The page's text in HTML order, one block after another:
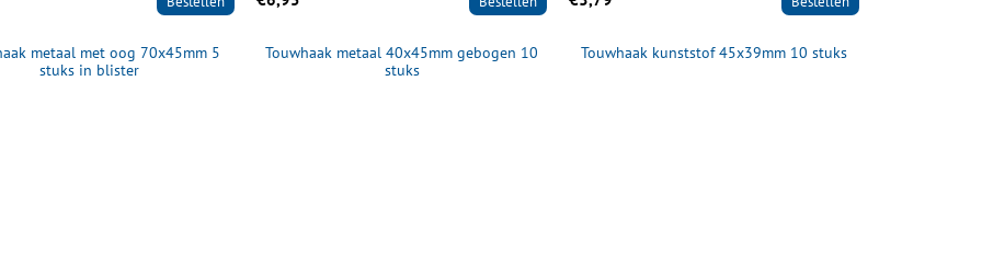
metaal met oog 70x45mm 5
stuks in blister
Touwhaak metaal 40x45mm gebogen 10
stuks
Touwhaak kunststof 45x39mm 10 stuks